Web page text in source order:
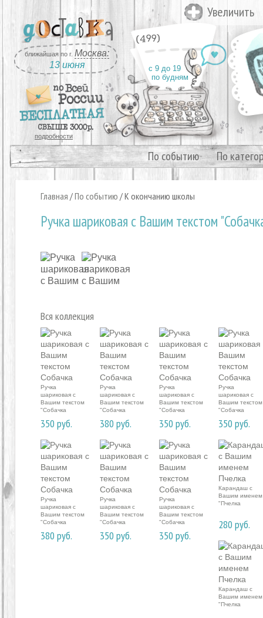
ближайшая по г. Москва:
13 июня
подробности
(499)
с 9 до 19
по будням
По событию По
Главная /По событию /К окончанию школы
Ручка шариковая с Вашим текстом
Увеличить
Вся коллекция
Ручка
шариковая с
Вашим текстом
"Собачка
350 руб.
Ручка
шариковая с
Вашим текстом
"Собачка
380 руб.
Ручка
шариковая с
Вашим текстом
"Собачка
350 руб.
Ручка
шариковая с
Вашим текстом
"Собачка
350 руб.
Ручка
шариковая с
Вашим текстом
"Собачка
380 руб.
Ручка
шариковая с
Вашим текстом
"Собачка
350 руб.
Ручка
шариковая с
Вашим текстом
"Собачка
350 руб.
Карандаш с
Вашим именем
"Пчелка
280 руб.
Карандаш с
Вашим именем
"Пчелка